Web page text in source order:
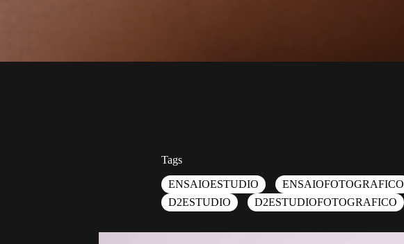
Tags
ENSAIOESTUDIO ENSAIOFOTOGRAFICO
D2ESTUDIO
D2ESTUDIOFOTOGRAFICO